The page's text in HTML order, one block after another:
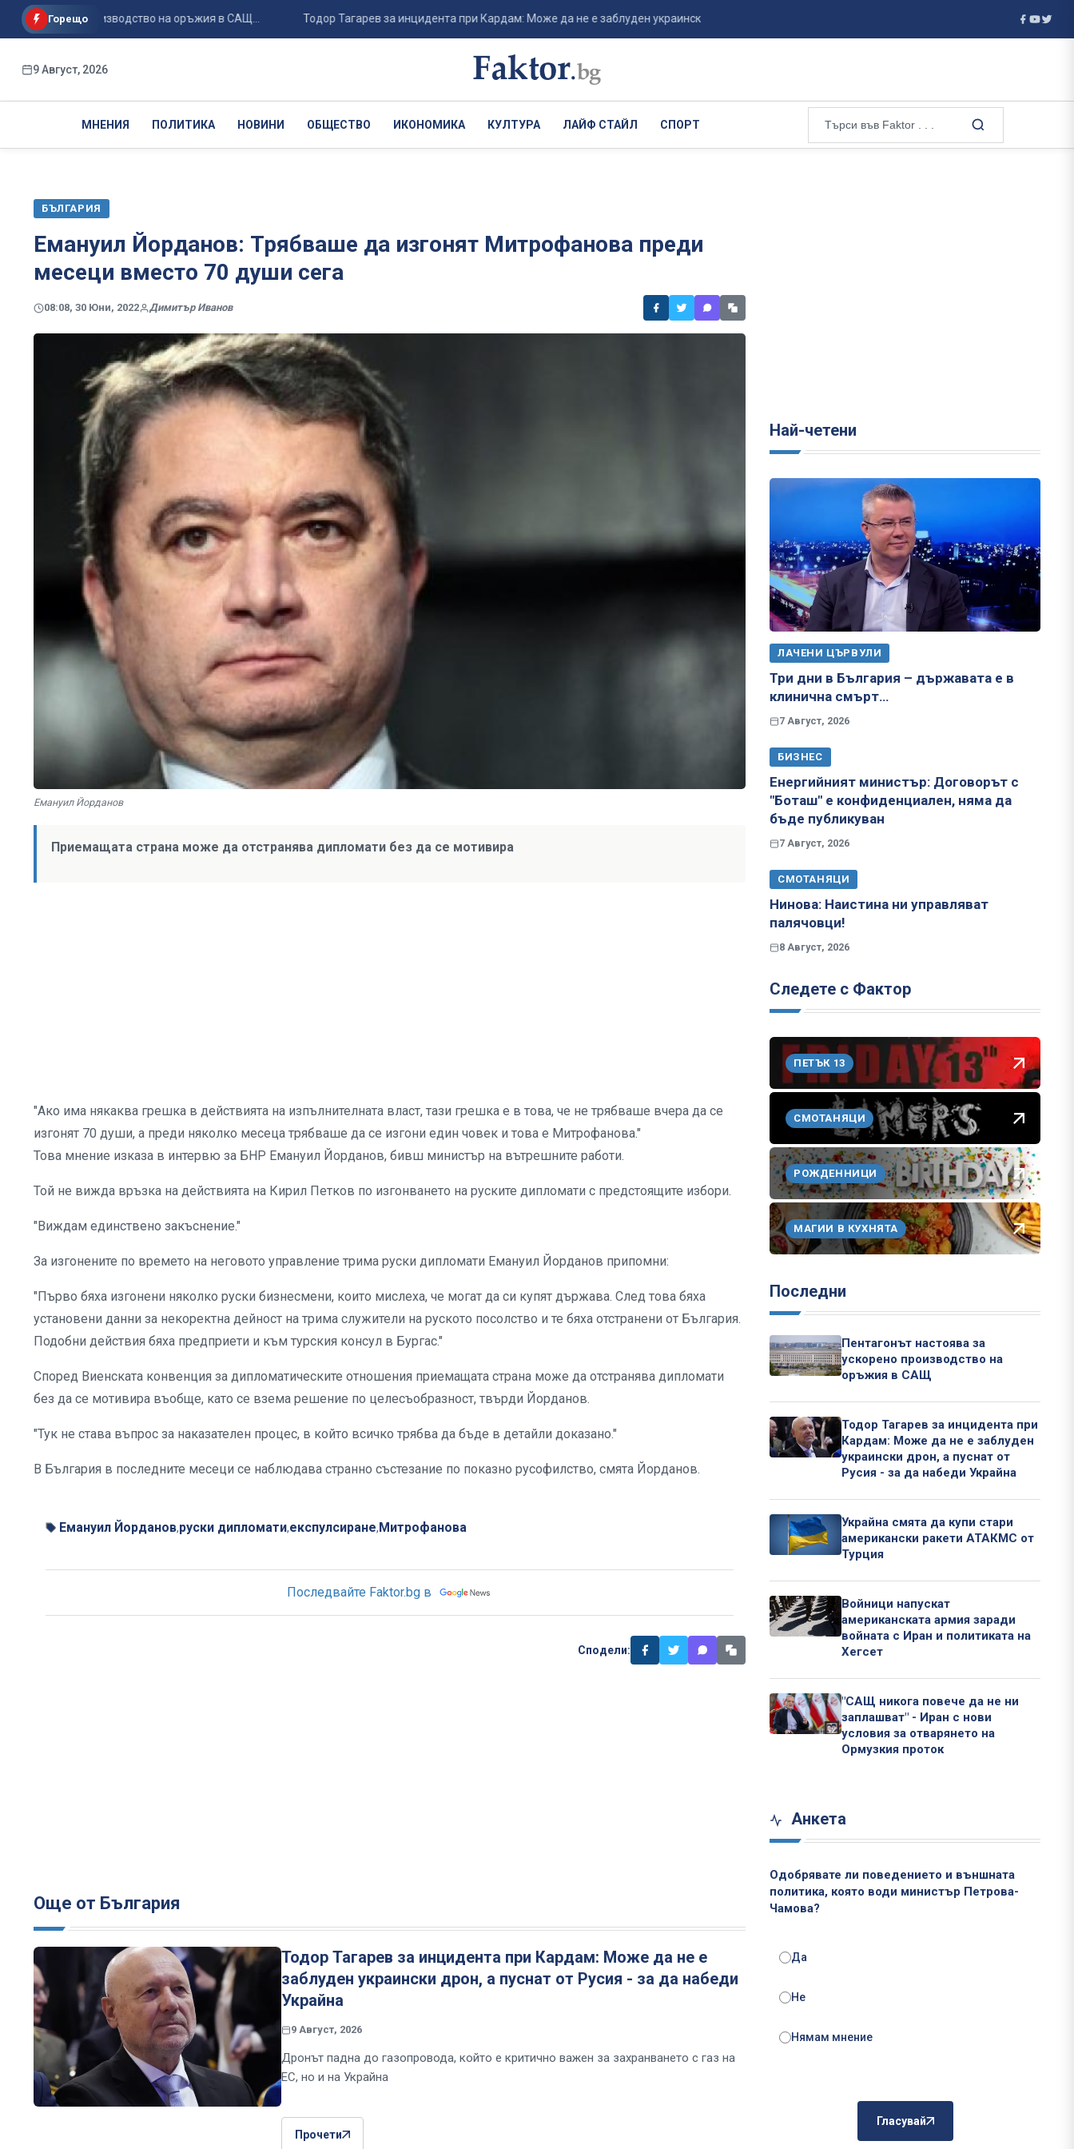
Горещо
производство на оръжия в САЩ... Тодор Тагарев за инцидента при Кардам: Може да не е заблуден украински дрон, а п... Украйна смята да купи стари американски ракети
9 Август, 2026
МНЕНИЯ ПОЛИТИКА НОВИНИ ОБЩЕСТВО ИКОНОМИКА КУЛТУРА ЛАЙФ СТАЙЛ СПОРТ
БЪЛГАРИЯ
Емануил Йорданов: Трябваше да изгонят Митрофанова преди
месеци вместо 70 души сега
08:08, 30 Юни, 2022 Димитър Иванов
Емануил Йорданов
Приемащата страна може да отстранява дипломати без да се мотивира
"Ако има някаква грешка в действията на изпълнителната власт, тази грешка е в това, че не трябваше вчера да се
изгонят 70 души, а преди няколко месеца трябваше да се изгони един човек и това е Митрофанова."
Това мнение изказа в интервю за БНР Емануил Йорданов, бивш министър на вътрешните работи.
Той не вижда връзка на действията на Кирил Петков по изгонването на руските дипломати с предстоящите избори.
"Виждам единствено закъснение."
За изгонените по времето на неговото управление трима руски дипломати Емануил Йорданов припомни:
"Първо бяха изгонени няколко руски бизнесмени, които мислеха, че могат да си купят държава. След това бяха
установени данни за некоректна дейност на трима служители на руското посолство и те бяха отстранени от България.
Подобни действия бяха предприети и към турския консул в Бургас."
Според Виенската конвенция за дипломатическите отношения приемащата страна може да отстранява дипломати
без да се мотивира въобще, като се взема решение по целесъобразност, твърди Йорданов.
"Тук не става въпрос за наказателен процес, в който всичко трябва да бъде в детайли доказано."
В България в последните месеци се наблюдава странно състезание по показно русофилство, смята Йорданов.
Емануил Йорданов,руски дипломати,експулсиране, Митрофанова
Последвайте Faktor.bg в
Сподели:
Още от България
Тодор Тагарев за инцидента при Кардам: Може да не е
заблуден украински дрон, а пуснат от Русия - за да набеди
Украйна
9 Август, 2026
Дронът падна до газопровода, който е критично важен за захранването с газ на
ЕС, но и на Украйна
Прочети
Най-четени
ЛАЧЕНИ ЦЪРВУЛИ
Три дни в България – държавата е в
клинична смърт…
7 Август, 2026
БИЗНЕС
Енергийният министър: Договорът с
"Боташ" е конфиденциален, няма да
бъде публикуван
7 Август, 2026
СМОТАНЯЦИ
Нинова: Наистина ни управляват
палячовци!
8 Август, 2026
Следете с Фактор
ПЕТЪК 13
СМОТАНЯЦИ
РОЖДЕННИЦИ
МАГИИ В КУХНЯТА
Последни
Пентагонът настоява за
ускорено производство на
оръжия в САЩ
Тодор Тагарев за инцидента при
Кардам: Може да не е заблуден
украински дрон, а пуснат от
Русия - за да набеди Украйна
Украйна смята да купи стари
американски ракети АТАКМС от
Турция
Войници напускат
американската армия заради
войната с Иран и политиката на
Хегсет
"САЩ никога повече да не ни
заплашват" - Иран с нови
условия за отварянето на
Ормузкия проток
Анкета
Одобрявате ли поведението и външната
политика, която води министър Петрова-
Чамова?
Да
Не
Нямам мнение
Гласувай